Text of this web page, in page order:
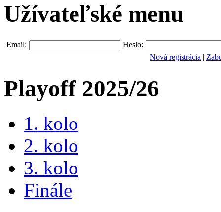
Užívateľské menu
Email:
Heslo:
Nová registrácia |
Playoff 2025/26
1. kolo
2. kolo
3. kolo
Finále